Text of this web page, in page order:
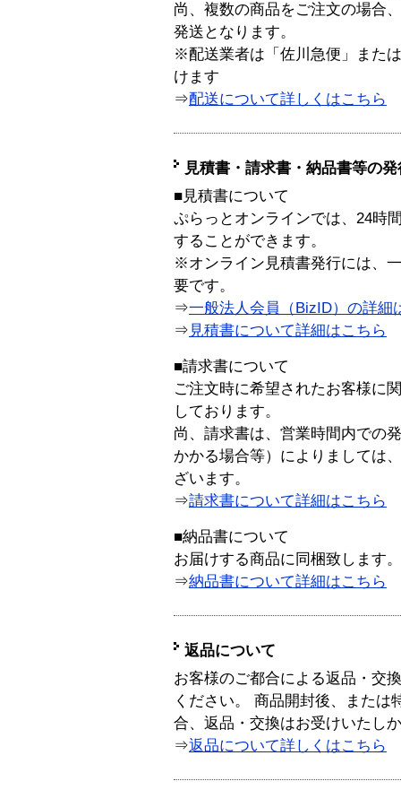
尚、複数の商品をご注文の場合
発送となります。
※配送業者は「佐川急便」また
けます
⇒配送について詳しくはこちら
見積書・請求書・納品書等の
■見積書について
ぷらっとオンラインでは、24時
することができます。
※オンライン見積書発行には、
要です。
⇒一般法人会員（BizID）の詳細
⇒ 見積書について詳細はこちら
■請求書について
ご注文時に希望されたお客様に
しております。
尚、請求書は、営業時間内での
かかる場合等）によりましては
ざいます。
⇒請求書について詳細はこちら
■納品書について
お届けする商品に同梱致します。
⇒納品書について詳細はこちら
返品について
お客様のご都合による返品・交
ください。 商品開封後、または
合、返品・交換はお受けいたし
⇒返品について詳しくはこちら